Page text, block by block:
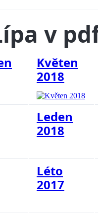
v
Květen
2018
Leden
2018
Léto
2017